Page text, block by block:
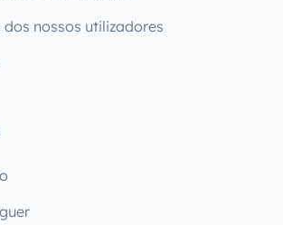
nossos utilizadores